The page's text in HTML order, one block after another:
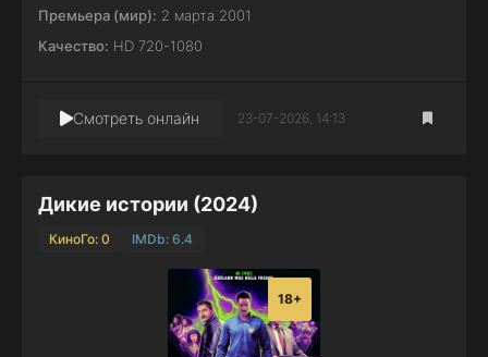
Премьера (мир): 2 марта 2001
Качество: HD 720-1080
Смотреть онлайн 23-07-2026, 14:13
Дикие истории (2024)
КиноГо: 0 IMDb: 6.4
18+